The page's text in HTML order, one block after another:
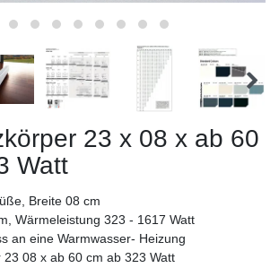
23 x 08 x ab 60
Watt
Breite 08 cm
Wärmeleistung 323 - 1617 Watt
an eine Warmwasser- Heizung
08 x ab 60 cm ab 323 Watt